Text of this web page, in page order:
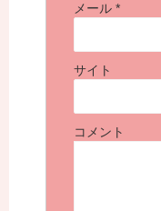
メール *
サイト
コメント